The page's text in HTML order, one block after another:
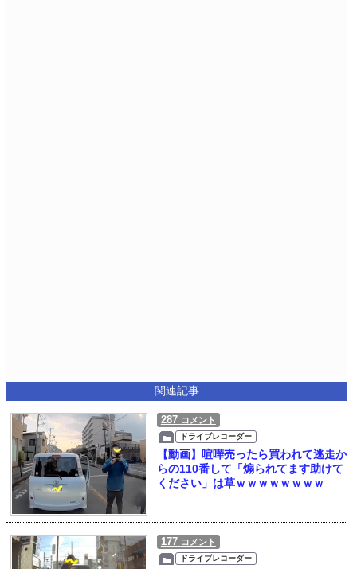
関連記事
287 コメント
ドライブレコーダー
【動画】喧嘩売ったら買われて逃走か
らの110番して「煽られてます助けて
ください」は草ｗｗｗｗｗｗｗｗ
177 コメント
ドライブレコーダー